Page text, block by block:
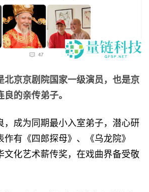
北京京剧院国家一级演员，也是京
的亲传弟子。
，成为同期最小入室弟子，潜心研
作有《四郎探母》、《乌龙院》
文化艺术薪传奖，在戏曲界备受敬